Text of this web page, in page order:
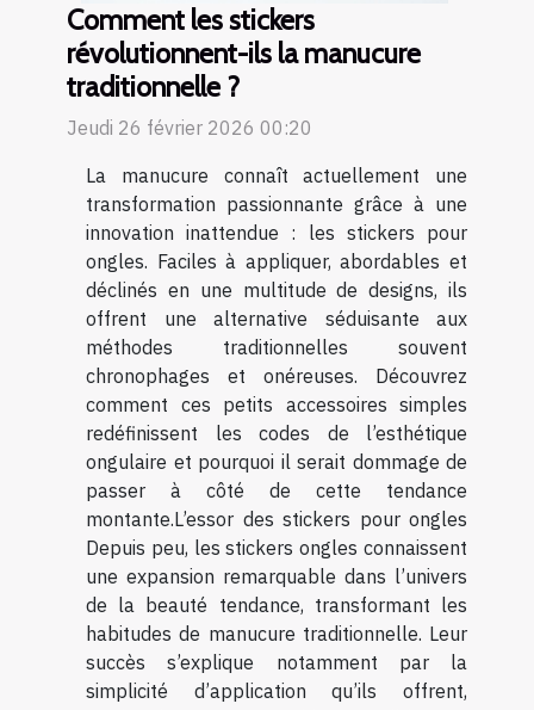
Comment les stickers
révolutionnent-ils la manucure
traditionnelle ?
Jeudi 26 février 2026 00:20
La manucure connaît actuellement une
transformation passionnante grâce à une
innovation inattendue : les stickers pour
ongles. Faciles à appliquer, abordables et
déclinés en une multitude de designs, ils
offrent une alternative séduisante aux
méthodes traditionnelles souvent
chronophages et onéreuses. Découvrez
comment ces petits accessoires simples
redéfinissent les codes de l’esthétique
ongulaire et pourquoi il serait dommage de
passer à côté de cette tendance
montante.L’essor des stickers pour ongles
Depuis peu, les stickers ongles connaissent
une expansion remarquable dans l’univers
de la beauté tendance, transformant les
habitudes de manucure traditionnelle. Leur
succès s’explique notamment par la
simplicité d’application qu’ils offrent,